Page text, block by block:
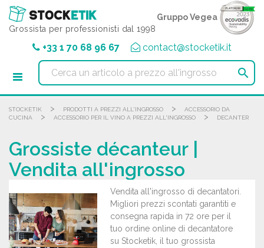
Grossista per professionisti dal 1998
Gruppo Vegea
+33 1 70 68 96 67 contact@stocketik.it

STOCKETIK > PRODOTTI A PREZZI ALL'INGROSSO >
ACCESSORIO DA
CUCINA
> ACCESSORIO PER IL VINO A PREZZI ALL'INGROSSO > DECANTER
Grossiste décanteur |
Vendita all'ingrosso
Vendita all'ingrosso di decantatori.
Migliori prezzi scontati garantiti e
consegna rapida in 72 ore per il
tuo ordine online di decantatore
su Stocketik, il tuo grossista
Pannello di gestione dei cookies